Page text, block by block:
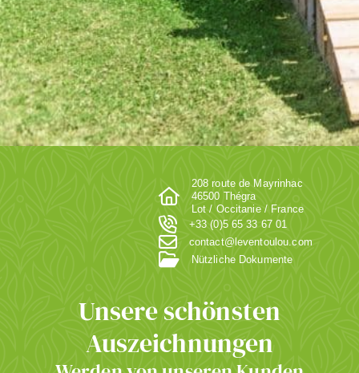
208 route de Mayrinhac
46500 Thégra
Lot / Occitanie / France
+33 (0)5 65 33 67 01
contact@leventoulou.com
Nützliche Dokumente
Unsere schönsten
Auszeichnungen